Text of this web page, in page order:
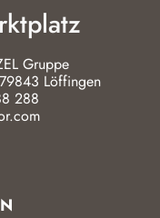
Gruppe
Löffingen
288